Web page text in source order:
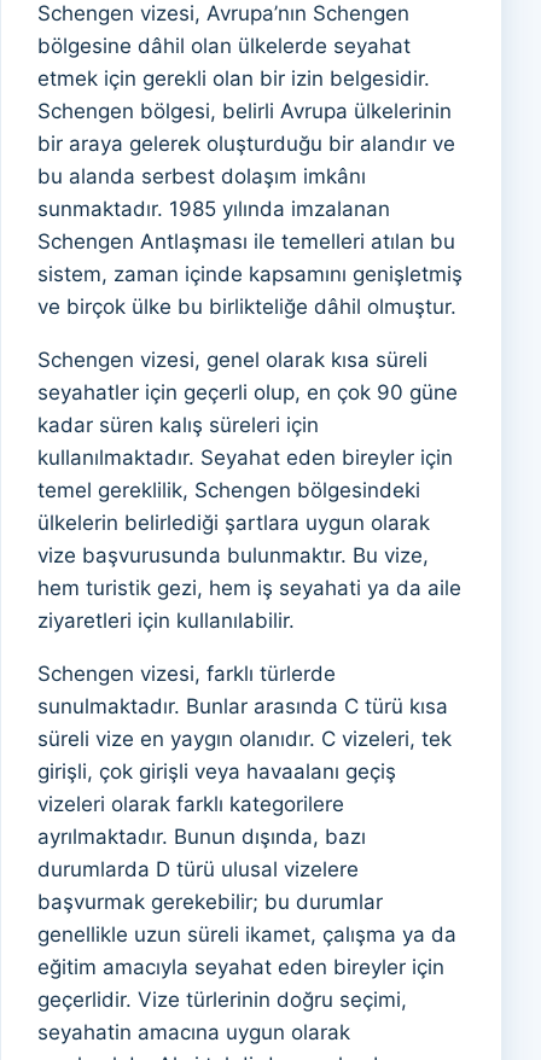
Schengen vizesi, Avrupa’nın Schengen
bölgesine dâhil olan ülkelerde seyahat
etmek için gerekli olan bir izin belgesidir.
Schengen bölgesi, belirli Avrupa ülkelerinin
bir araya gelerek oluşturduğu bir alandır ve
bu alanda serbest dolaşım imkânı
sunmaktadır. 1985 yılında imzalanan
Schengen Antlaşması ile temelleri atılan bu
sistem, zaman içinde kapsamını genişletmiş
ve birçok ülke bu birlikteliğe dâhil olmuştur.
Schengen vizesi, genel olarak kısa süreli
seyahatler için geçerli olup, en çok 90 güne
kadar süren kalış süreleri için
kullanılmaktadır. Seyahat eden bireyler için
temel gereklilik, Schengen bölgesindeki
ülkelerin belirlediği şartlara uygun olarak
vize başvurusunda bulunmaktır. Bu vize,
hem turistik gezi, hem iş seyahati ya da aile
ziyaretleri için kullanılabilir.
Schengen vizesi, farklı türlerde
sunulmaktadır. Bunlar arasında C türü kısa
süreli vize en yaygın olanıdır. C vizeleri, tek
girişli, çok girişli veya havaalanı geçiş
vizeleri olarak farklı kategorilere
ayrılmaktadır. Bunun dışında, bazı
durumlarda D türü ulusal vizelere
başvurmak gerekebilir; bu durumlar
genellikle uzun süreli ikamet, çalışma ya da
eğitim amacıyla seyahat eden bireyler için
geçerlidir. Vize türlerinin doğru seçimi,
seyahatin amacına uygun olarak